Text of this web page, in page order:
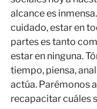
alcance es
cuidado, estar en
partes es tanto
estar en ninguna.
tiempo, piensa,
actúa. Parémonos a
recapacitar cuáles